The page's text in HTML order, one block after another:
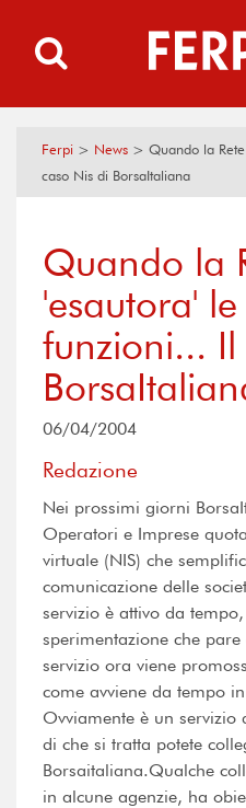
Ferpi > News > Quando la
caso Nis di BorsaItaliana
Quando la
'esautora'
funzioni... Il
06/04/2004
Redazione
Nei prossimi giorni
Operatori e Imprese
virtuale (NIS) che
comunicazione delle
servizio è attivo da
sperimentazione che
servizio ora viene
come avviene da tempo
Ovviamente è un servizio
di che si tratta potete
Borsaitaliana.Qualche
in alcune agenzie, ha